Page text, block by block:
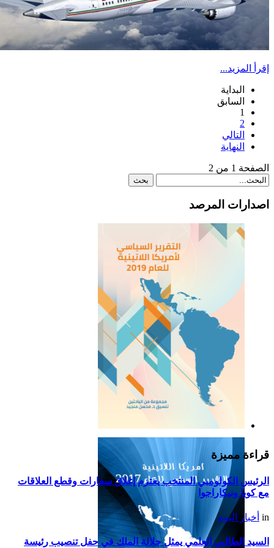
إقرأ المزيد...
البداية
السابق
1
2
التالي
النهاية
الصفحة 1 من 2
اصدارات المرصد
التقرير السياسي لأمريكا
اللاتينية للعام 2019
قراءة مميزة
الرئيس الكولومبي المنتخب يعتزم إغلاق سفارات وقطع العلاقات
مع كوبا ونيكاراجوا
in أخبار اليوم
السيد الطالبي العلمي يمثل جلالة الملك في حفل تنصيب رئيسة